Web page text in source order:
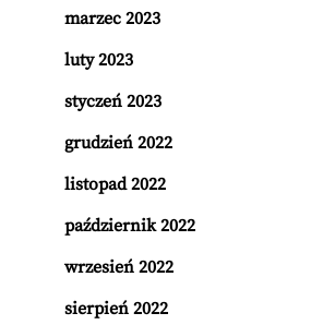
marzec 2023
luty 2023
styczeń 2023
grudzień 2022
listopad 2022
październik 2022
wrzesień 2022
sierpień 2022